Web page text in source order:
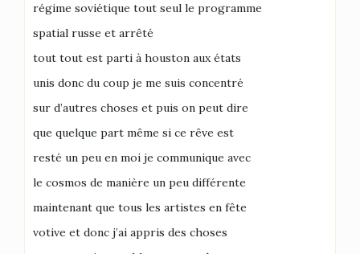
régime soviétique tout seul le programme
spatial russe et arrêté
tout tout est parti à houston aux états
unis donc du coup je me suis concentré
sur d’autres choses et puis on peut dire
que quelque part même si ce rêve est
resté un peu en moi je communique avec
le cosmos de manière un peu différente
maintenant que tous les artistes en fête
votive et donc j’ai appris des choses